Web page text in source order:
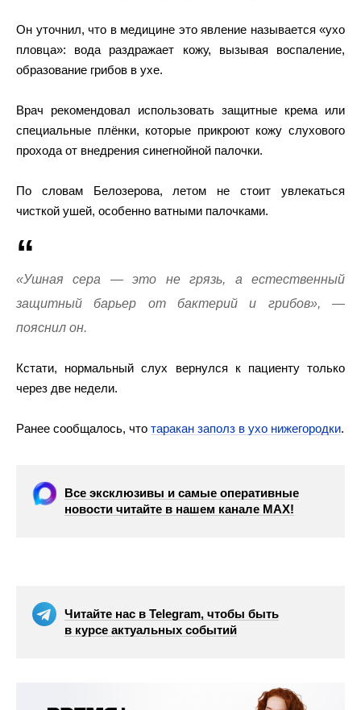
Он уточнил, что в медицине это явление называется «ухо
пловца»: вода раздражает кожу, вызывая воспаление,
образование грибов в ухе.
Врач рекомендовал использовать защитные крема или
специальные плёнки, которые прикроют кожу слухового
прохода от внедрения синегнойной палочки.
По словам Белозерова, летом не стоит увлекаться
чисткой ушей, особенно ватными палочками.
«Ушная сера — это не грязь, а естественный
защитный барьер от бактерий и грибов», —
пояснил он.
Кстати, нормальный слух вернулся к пациенту только
через две недели.
Ранее сообщалось, что таракан заполз в ухо нижегородки.
Все эксклюзивы и самые оперативные
новости читайте в нашем канале МАХ!
Читайте нас в Telegram, чтобы быть
в курсе актуальных событий